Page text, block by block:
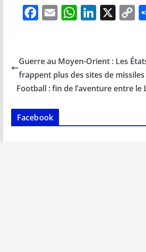
F
b
o
o
k
E
l
W
s
A
p
Li
e
dI
n
X C
y
n
Guerre au Moyen-Orient : Les
frappent plus des sites de
Football : fin de l’aventure entre le
Facebook